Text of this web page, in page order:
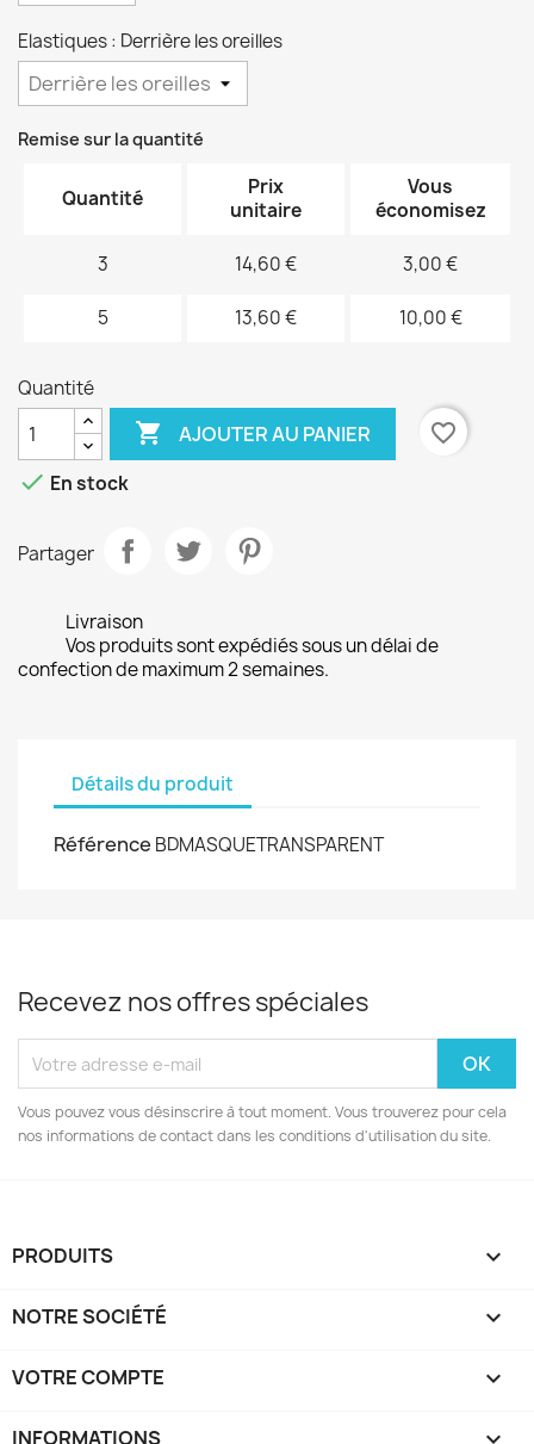
Elastiques : Derrière les oreilles
Remise sur la quantité
Quantité
Prix
unitaire
Vous
économisez
3 14,60 € 3,00 €
5 13,60 € 10,00 €
Quantité
 AJOUTER AU PANIER
favorite_border
 En stock
Partager
Livraison
Vos produits sont expédiés sous un délai de
confection de maximum 2 semaines.
Détails du produit
Référence BDMASQUETRANSPARENT
Recevez nos offres spéciales
Vous pouvez vous désinscrire à tout moment. Vous trouverez pour cela
nos informations de contact dans les conditions d'utilisation du site.
PRODUITS 
NOTRE SOCIÉTÉ 
VOTRE COMPTE 
INFORMATIONS